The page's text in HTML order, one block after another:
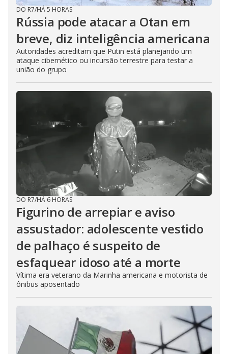
DO R7/HÁ 5 HORAS
Rússia pode atacar a Otan em
breve, diz inteligência americana
Autoridades acreditam que Putin está planejando um
ataque cibernético ou incursão terrestre para testar a
união do grupo
DO R7/HÁ 6 HORAS
Figurino de arrepiar e aviso
assustador: adolescente vestido
de palhaço é suspeito de
esfaquear idoso até a morte
Vítima era veterano da Marinha americana e motorista de
ônibus aposentado